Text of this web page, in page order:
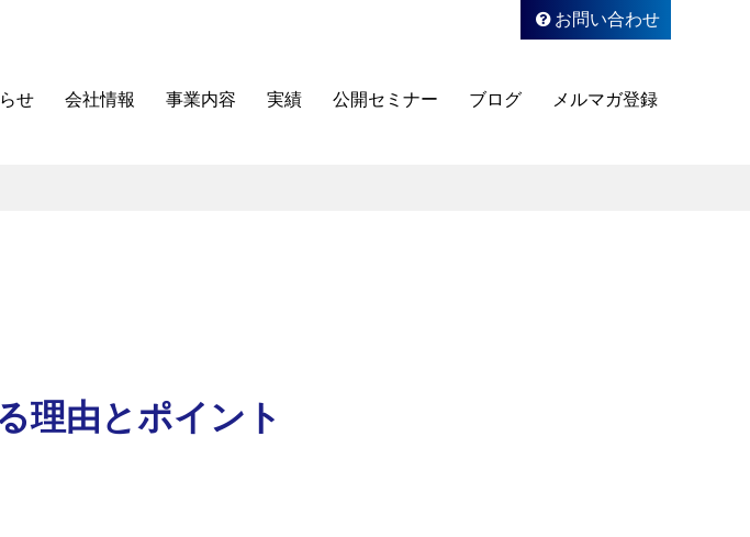
お問い合わせ
せ 会社情報 事業内容 実績 公開セミナー ブログ メルマガ登録
理由とポイント